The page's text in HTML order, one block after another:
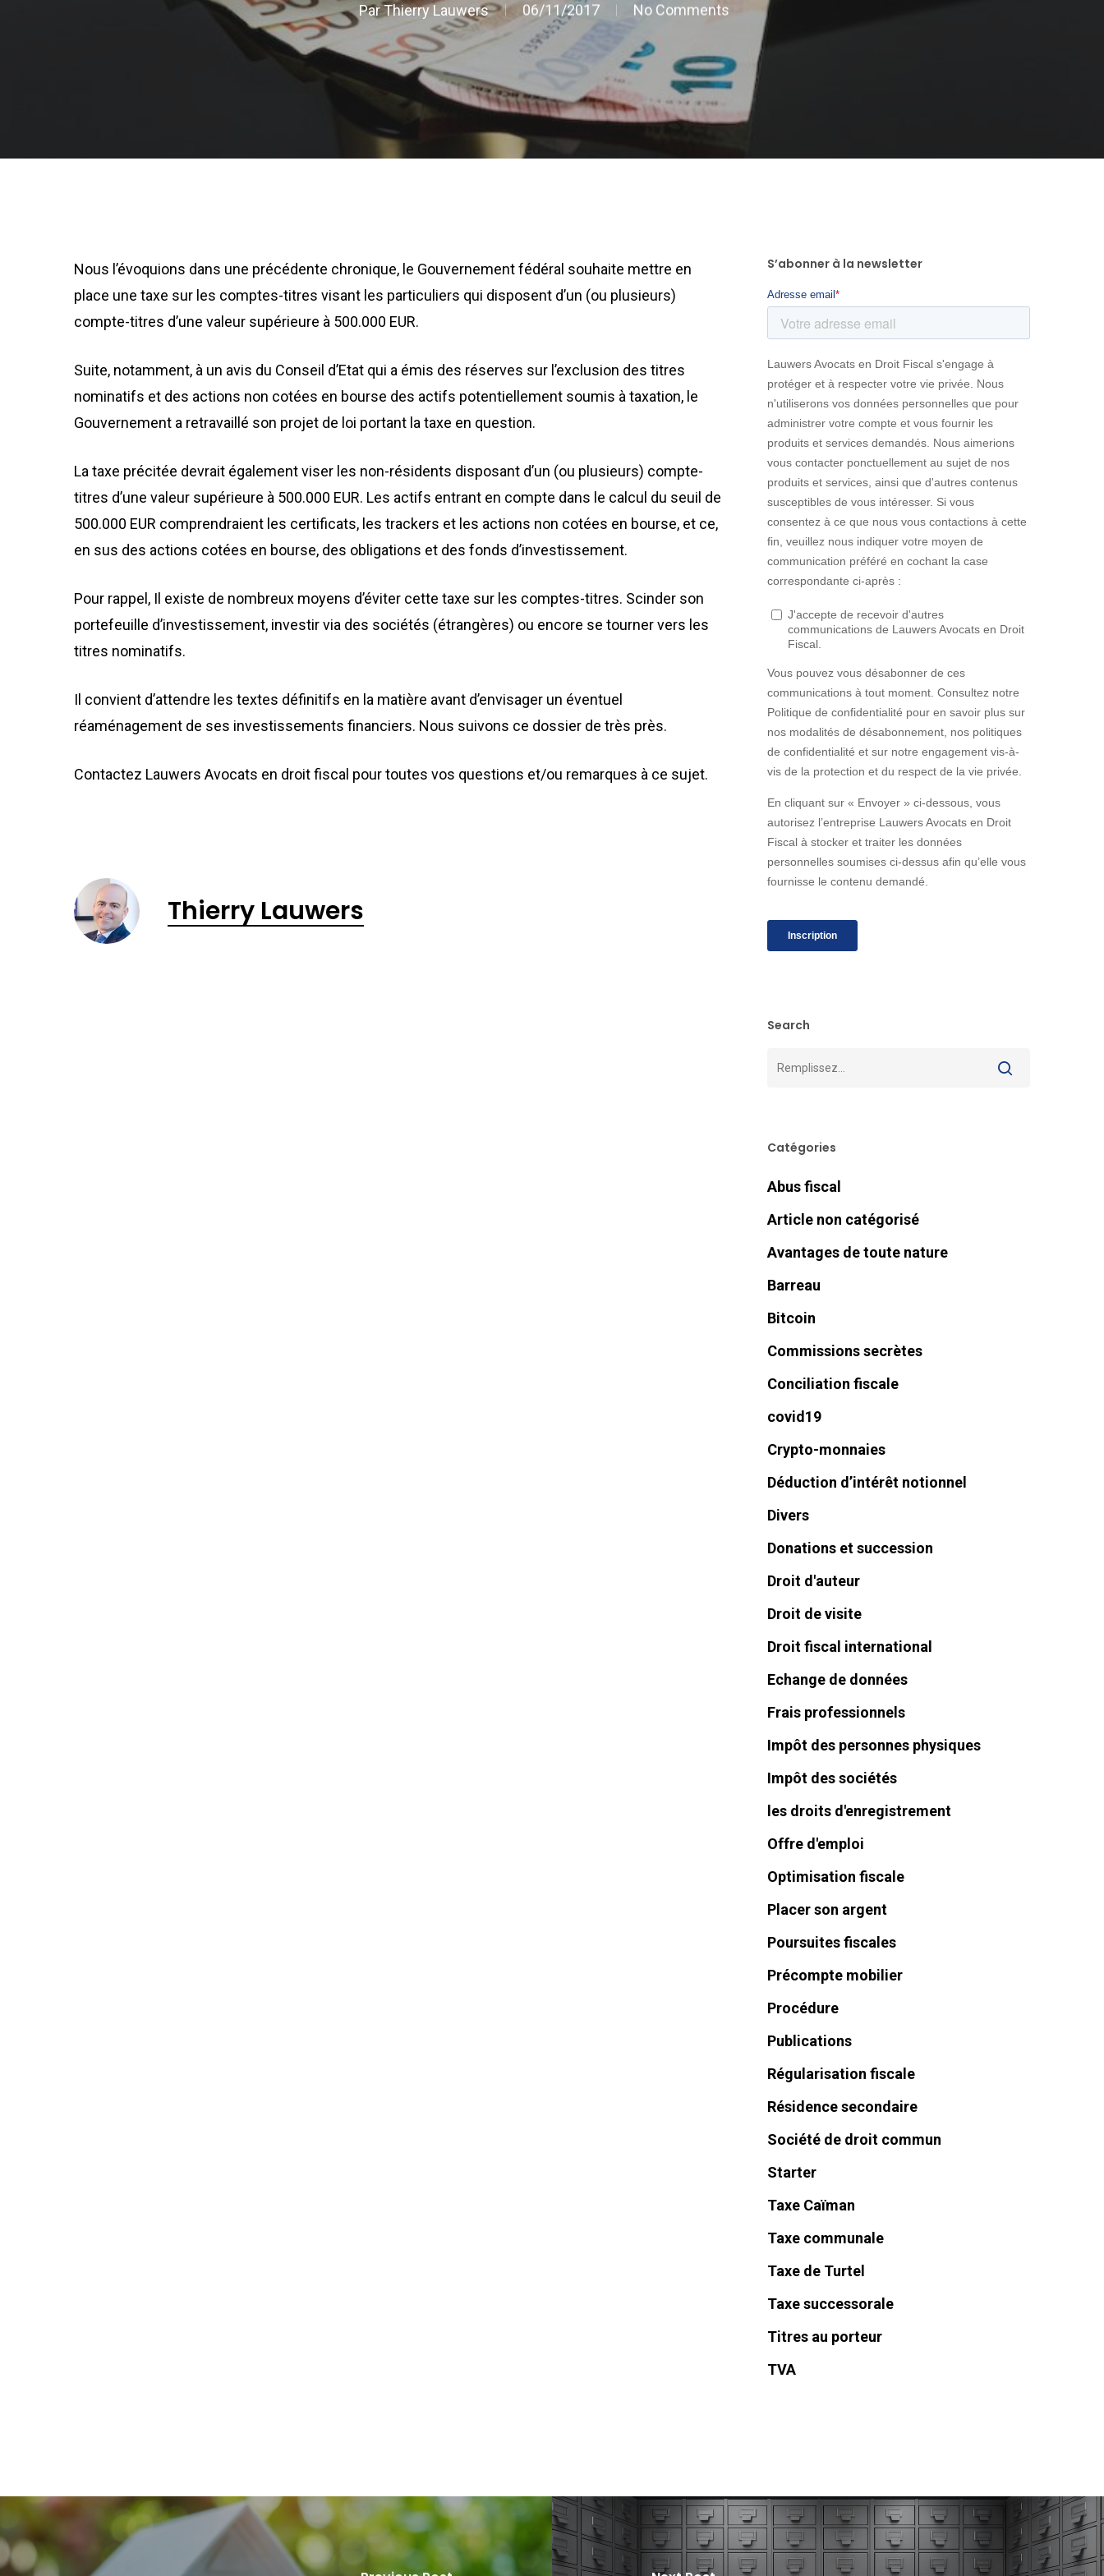
ParThierry Lauwers 06/11/2017 No Comments
Nous l’évoquions dans une précédente chronique, le Gouvernement fédéral souhaite mettre en
place une taxe sur les comptes-titres visant les particuliers qui disposent d’un (ou plusieurs)
compte-titres d’une valeur supérieure à 500.000 EUR.
Suite, notamment, à un avis du Conseil d’Etat qui a émis des réserves sur l’exclusion des titres
nominatifs et des actions non cotées en bourse des actifs potentiellement soumis à taxation, le
Gouvernement a retravaillé son projet de loi portant la taxe en question.
La taxe précitée devrait également viser les non-résidents disposant d’un (ou plusieurs) compte-
titres d’une valeur supérieure à 500.000 EUR. Les actifs entrant en compte dans le calcul du seuil de
500.000 EUR comprendraient les certificats, les trackers et les actions non cotées en bourse, et ce,
en sus des actions cotées en bourse, des obligations et des fonds d’investissement.
Pour rappel, Il existe de nombreux moyens d’éviter cette taxe sur les comptes-titres. Scinder son
portefeuille d’investissement, investir via des sociétés (étrangères) ou encore se tourner vers les
titres nominatifs.
Il convient d’attendre les textes définitifs en la matière avant d’envisager un éventuel
réaménagement de ses investissements financiers. Nous suivons ce dossier de très près.
Contactez Lauwers Avocats en droit fiscal pour toutes vos questions et/ou remarques à ce sujet.
Thierry Lauwers
S’abonner à la newsletter
Search
Catégories
Abus fiscal
Article non catégorisé
Avantages de toute nature
Barreau
Bitcoin
Commissions secrètes
Conciliation fiscale
covid19
Crypto-monnaies
Déduction d’intérêt notionnel
Divers
Donations et succession
Droit d'auteur
Droit de visite
Droit fiscal international
Echange de données
Frais professionnels
Impôt des personnes physiques
Impôt des sociétés
les droits d'enregistrement
Offre d'emploi
Optimisation fiscale
Placer son argent
Poursuites fiscales
Précompte mobilier
Procédure
Publications
Régularisation fiscale
Résidence secondaire
Société de droit commun
Starter
Taxe Caïman
Taxe communale
Taxe de Turtel
Taxe successorale
Titres au porteur
TVA